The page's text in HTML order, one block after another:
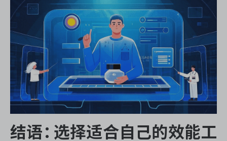
结语：选择适合自己的效能工